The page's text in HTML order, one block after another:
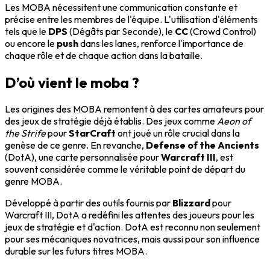
Les MOBA nécessitent une communication constante et
précise entre les membres de l'équipe. L'utilisation d'éléments
tels que le DPS (Dégâts par Seconde), le CC(Crowd Control)
ou encore le pushdans les lanes, renforce l'importance de
chaque rôle et de chaque action dans la bataille.
D’où vient le moba ?
Les origines des MOBA remontent à des cartes amateurs pour
des jeux de stratégie déjà établis. Des jeux commeAeon of
the StrifepourStarCraft ont joué un rôle crucial dans la
genèse de ce genre. En revanche, Defense of the Ancients
(DotA), une carte personnalisée pourWarcraft III, est
souvent considérée comme le véritable point de départ du
genre MOBA.
Développé à partir des outils fournis par Blizzardpour
Warcraft III, DotA a redéfini les attentes des joueurs pour les
jeux de stratégie et d'action. DotA est reconnu non seulement
pour ses mécaniques novatrices, mais aussi pour son influence
durable sur les futurs titres MOBA.